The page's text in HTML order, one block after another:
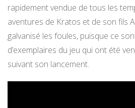
rapidement vendue de tous les
aventures de Kratos et de son fils
galvanisé les foules, puisque ce
d’exemplaires du jeu qui ont été
suivant son lancement.